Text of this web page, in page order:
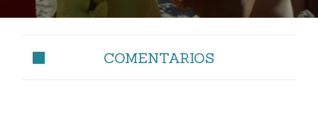
COMENTARIOS